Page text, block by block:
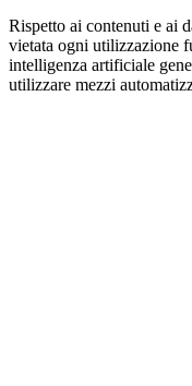
Rispetto ai contenuti e ai
vietata ogni utilizzazione
intelligenza artificiale
utilizzare mezzi